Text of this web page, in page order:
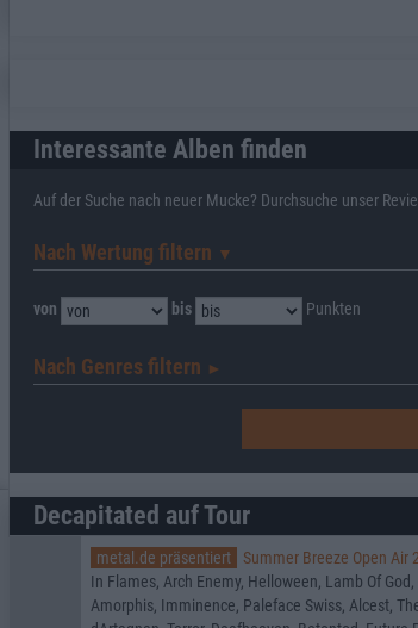
Interessante Alben finden
Auf der Suche nach neuer Mucke? Durchsuche unser
Nach Wertung filtern ▼︎
von bis Punkten
Nach Genres filtern ►︎
Decapitated auf Tour
metal.de präsentiert
Summer Breeze Open Air
In Flames, Arch Enemy, Helloween, Lamb Of
Amorphis, Imminence, Paleface Swiss, Alcest,